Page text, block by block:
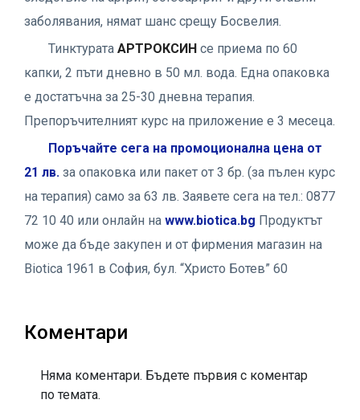
заболявания, нямат шанс срещу Босвелия.
Тинктурата АРТРОКСИН се приема по 60
капки, 2 пъти дневно в 50 мл. вода. Една опаковка
е достатъчна за 25-30 дневна терапия.
Препоръчителният курс на приложение е 3 месеца.
Поръчайте сега на промоционална цена от
21 лв. за опаковка или пакет от 3 бр. (за пълен курс
на терапия) само за 63 лв. Заявете сега на тел.: 0877
72 10 40 или онлайн на www.biotica.bg Продуктът
може да бъде закупен и от фирмения магазин на
Biotica 1961 в София, бул. “Христо Ботев” 60
Коментари
Няма коментари. Бъдете първия с коментар
по темата.